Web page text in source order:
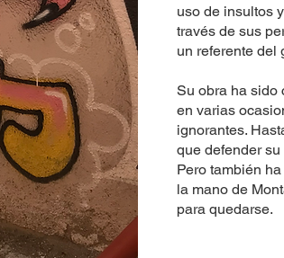
uso de insultos
través de sus
un referente del
Su obra ha sido
en varias
ignorantes.
que defender
Pero también
la mano de
para quedarse.